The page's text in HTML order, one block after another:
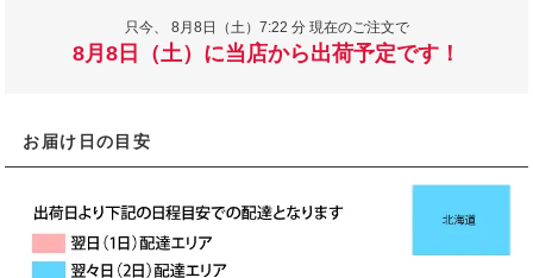
只今、 8月8日（土）7:22 分 現在のご注文で
8月8日（土）に当店から出荷予定です！
お届け日の目安